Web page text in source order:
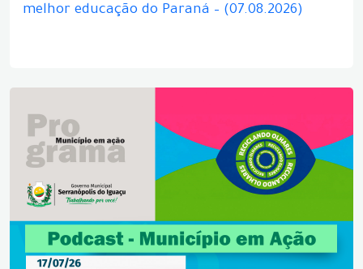
melhor educação do Paraná – (07.08.2026)